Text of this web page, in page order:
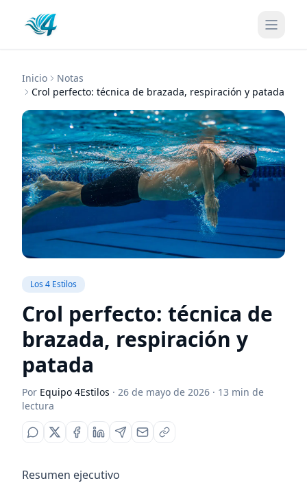
Inicio
Notas
Crol perfecto: técnica de brazada, respiración y patada
Los 4 Estilos
Crol perfecto: técnica de
brazada, respiración y
patada
Por Equipo 4Estilos · 26 de mayo de 2026 · 13 min de
lectura
Resumen ejecutivo